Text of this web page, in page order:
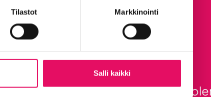
Tilastot Markkinointi
Salli kaikki
Tästä se lähtee
lomake ja varaa oma tourisi. Me